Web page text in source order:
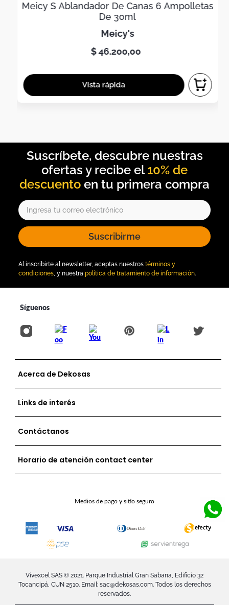
Meicy S Ablandador De Canas 6 Ampolletas
De 30ml
meicy's
$46.200,00
10% de
descuento
Suscribirme
Al inscribirte al newsletter, aceptas nuestros términos y
condiciones, y nuestra política de tratamiento de información.
Acerca de Dekosas
Links de interés
Contáctanos
Horario de atención contact center
Medios de pago y sitio seguro
Vivexcel SAS © 2021. Parque Industrial Gran Sabana, Edificio 32
Tocancipá, CUN 2510. Email: sac@dekosas.com. Todos los derechos
reservados.